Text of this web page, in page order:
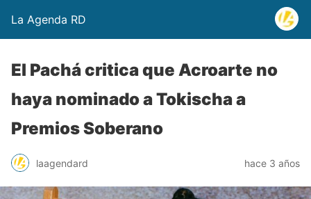
La Agenda RD
El Pachá critica que Acroarte no
haya nominado a Tokischa a
Premios Soberano
laagendard hace 3 años